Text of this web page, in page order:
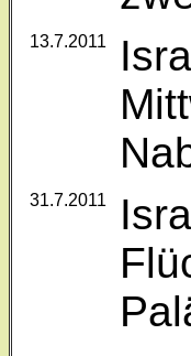
13.7.2011
31.7.2011